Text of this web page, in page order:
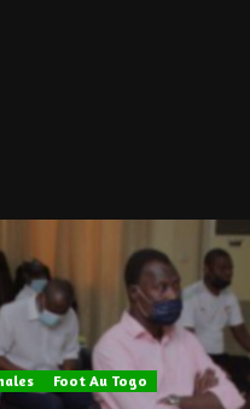
Foot Au Togo